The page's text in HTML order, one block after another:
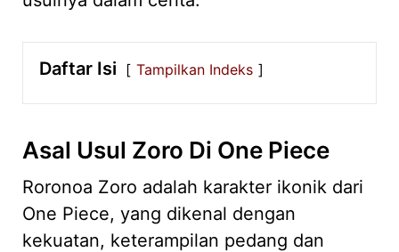
Daftar Isi Tampilkan Indeks
Asal Usul Zoro Di One Piece
Roronoa Zoro adalah karakter ikonik dari
One Piece, yang dikenal dengan
kekuatan, keterampilan pedang dan